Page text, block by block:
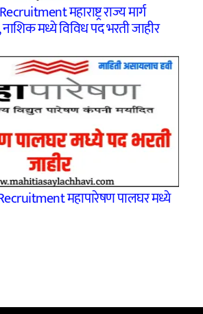
महाराष्ट्र राज्य मार्ग
मध्ये विविध पद भरती जाहीर
महापारेषण पालघर मध्ये